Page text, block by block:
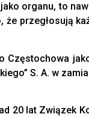
organu, to
przegłosują
Częstochowa
S. A. w
20 lat Związek